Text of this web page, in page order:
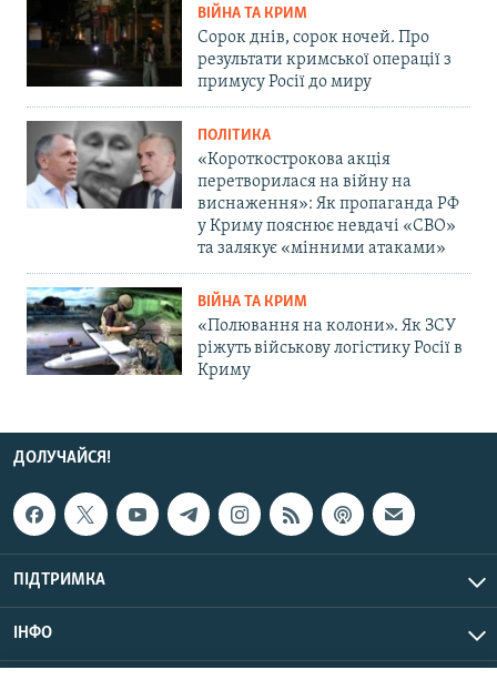
ВІЙНА ТА КРИМ
Сорок днів, сорок ночей. Про
результати кримської операції з
примусу Росії до миру
ПОЛІТИКА
«Короткострокова акція
перетворилася на війну на
виснаження»: Як пропаганда РФ
у Криму пояснює невдачі «СВО»
та залякує «мінними атаками»
ВІЙНА ТА КРИМ
«Полювання на колони». Як ЗСУ
ріжуть військову логістику Росії в
Криму
ДОЛУЧАЙСЯ!
ПІДТРИМКА
ІНФО